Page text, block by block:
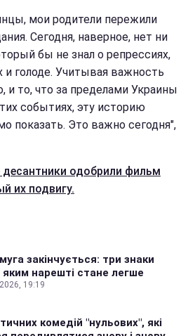
мои родители пережили
Сегодня, наверное, нет ни
бы не знал о репрессиях,
и голоде. Учитывая важность
и то, что за пределами Украины
событиях, эту историю
показать. Это важно сегодня",
десантники одобрили фильм
их подвигу.
закінчується: три знаки
яким нарешті стане легше
19:19
комедій "нульових", які